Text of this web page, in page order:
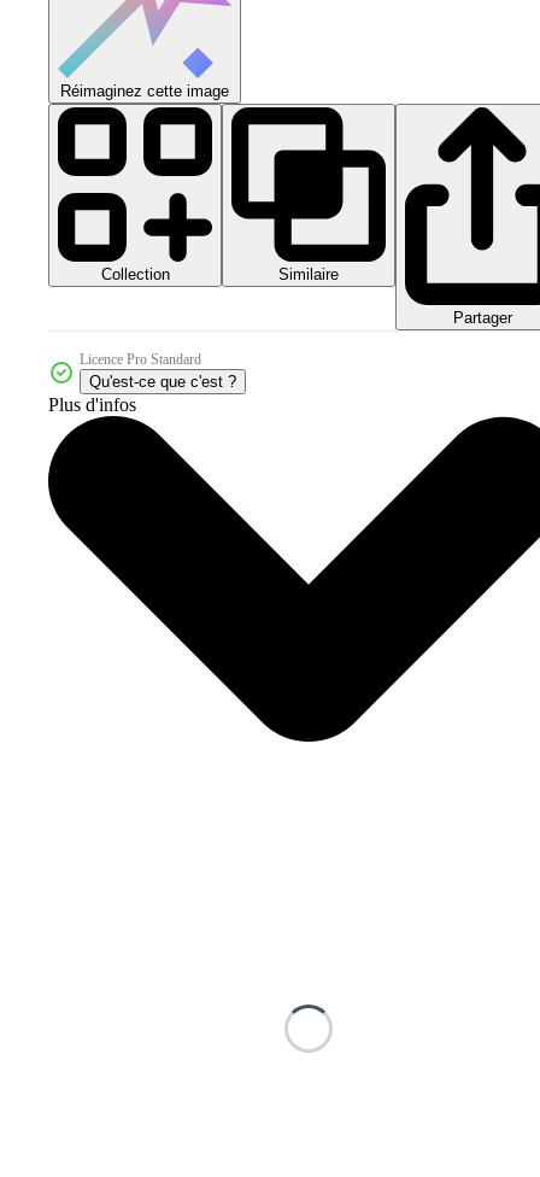
Réimaginez cette image
Collection Similaire
Partager
Licence Pro Standard
Qu'est-ce que c'est ?
Plus d'infos